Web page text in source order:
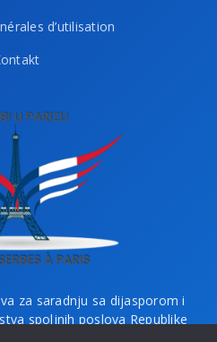
d’utilisation
za saradnju sa dijasporom i
spoljnih poslova Republike